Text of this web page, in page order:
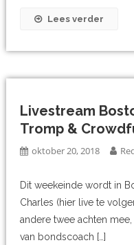
Lees verder
Livestream
Tromp &
oktober 20, 2018
Dit weekeinde wordt in
Charles (hier live te
andere twee achten
van bondscoach […]